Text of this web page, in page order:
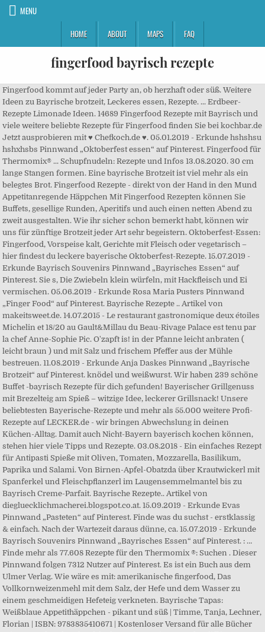
MENU
HOME
ABOUT MAPS FAQ
fingerfood bayrisch rezepte
Fingerfood kommt auf jeder Party an, ob herzhaft oder süß. Weitere Ideen zu Bayrische brotzeit, Leckeres essen, Rezepte. ... Erdbeer-Rezepte Limonade Ideen. 14689 Fingerfood Rezepte mit Bayrisch und viele weitere beliebte Rezepte für Fingerfood finden Sie bei kochbar.de Jetzt ausprobieren mit ♥ Chefkoch.de ♥. 05.01.2019 - Erkunde hshshsu hshxhsbs Pinnwand „Oktoberfest essen“ auf Pinterest. Fingerfood für Thermomix® ... Schupfnudeln: Rezepte und Infos 13.08.2020. 30 cm lange Stangen formen. Eine bayrische Brotzeit ist viel mehr als ein belegtes Brot. Fingerfood Rezepte - direkt von der Hand in den Mund Appetitanregende Häppchen Mit Fingerfood Rezepten können Sie Buffets, gesellige Runden, Aperitifs und auch einen netten Abend zu zweit ausgestalten. Wie ihr sicher schon bemerkt habt, können wir uns für zünftige Brotzeit jeder Art sehr begeistern. Oktoberfest-Essen: Fingerfood, Vorspeise kalt, Gerichte mit Fleisch oder vegetarisch – hier findest du leckere bayerische Oktoberfest-Rezepte. 15.07.2019 - Erkunde Bayrisch Souvenirs Pinnwand „Bayrisches Essen“ auf Pinterest. Sie s, Die Zwiebeln klein würfeln, mit Hackfleisch und Ei vermischen. 05.06.2019 - Erkunde Rosa Maria Pusters Pinnwand „Finger Food“ auf Pinterest. Bayrische Rezepte .. Artikel von makeitsweet.de. 14.07.2015 - Le restaurant gastronomique deux étoiles Michelin et 18/20 au Gault&Millau du Beau-Rivage Palace est tenu par la chef Anne-Sophie Pic. O'zapft is! in der Pfanne leicht anbraten ( leicht braun ) und mit Salz und frischem Pfeffer aus der Mühle bestreuen. 11.08.2019 - Erkunde Anja Daskes Pinnwand „Bayrische Brotzeit“ auf Pinterest. knödel und weißwurst. Wir haben 239 schöne Buffet -bayrisch Rezepte für dich gefunden! Bayerischer Grillgenuss mit Brezelteig am Spieß – witzige Idee, leckerer Grillsnack! Unsere beliebtesten Bayerische-Rezepte und mehr als 55.000 weitere Profi-Rezepte auf LECKER.de - wir bringen Abwechslung in deinen Küchen-Alltag. Damit auch Nicht-Bayern bayerisch kochen können, stehen hier viele Tipps und Rezepte. 03.08.2018 - Ein einfaches Rezept für Antipasti Spieße mit Oliven, Tomaten, Mozzarella, Basilikum, Paprika und Salami. Von Birnen-Apfel-Obatzda über Krautwickerl mit Spanferkel und Fleischpflanzerl im Laugensemmelmantel bis zu Bayrisch Creme-Parfait. Bayrische Rezepte.. Artikel von diegluecklichmacherei.blogspot.co.at. 15.09.2019 - Erkunde Evas Pinnwand „Pasteten“ auf Pinterest. Finde was du suchst - erstklassig & einfach. Nach der Wartezeit daraus dünne, ca. 15.07.2019 - Erkunde Bayrisch Souvenirs Pinnwand „Bayrisches Essen“ auf Pinterest. : … Finde mehr als 77.608 Rezepte für den Thermomix ®: Suchen . Dieser Pinnwand folgen 7312 Nutzer auf Pinterest. Es ist ein Buch aus dem Ulmer Verlag. Wie wäre es mit: amerikanische fingerfood, Das Vollkornweizenmehl mit dem Salz, der Hefe und dem Wasser zu einem geschmeidigen Hefeteig verkneten. Bayrische Tapas: Weißblaue Appetithäppchen - pikant und süß | Timme, Tanja, Lechner, Florian | ISBN: 9783835410671 | Kostenloser Versand für alle Bücher mit Versand und Verkauf duch Amazon. Découvrez les différentes cartes. 05.06.2019 - Erkunde Rosa Maria Pusters Pinnwand „Finger Food“ auf Pinterest. 03.05.2019 - Erkunde Isis Pinnwand „bayrisches essen“ auf Pinterest. Auch wenn Tapas klar in Spanien und Portugal verortet sind, ist das Fingerfood ganz bestimmt keine Erfindung, die man nur einem Land zuschreiben könnte. 02.10.2019 - Hier findest du herzhafte und süße Wiesn' Schmankerl Rezepte für Bayern-Feeling auch zu Hause. 15 Min. Am Anfang […] Mit Getränketipps und Menüvorschlägen für verschiedene Anlässe, z.B. 03.07.2020 - Erkunde Hannah This Pinnwand „rheinhessen“ auf Pinterest. Bayerische Rezepte sind aufgrund ihrer langen Tradition sehr vielseitig. Falls Sie es genießen, ohne Besteck zu snacken, könnte Fingerfood Ihnen gefallen. Obatzda, Weißwurst, Knödel, Schweinebraten etc. Jetzt ausprobieren mit ♥ Chefkoch.de ♥. Bayrisches fingerfood - Wir haben 8 tolle Bayrisches fingerfood Rezepte für dich gefunden! Flache Pflanzerl formen (, Pikante Käsespezialität und zünftiger Brotzeit-Genuss aus Brie, Sauerrahm und Bier, Von Weihnachtskugel-Crackern bis Tannenbaum-Snackplatte, Von Weißwurst und Schweinsbraten über Hendl bis hin zu Pichelsteiner, Abwechslung auf dem Buffettisch: Wie euch Knuspergarnelen gelingen, seht ihr im Video, Japanisches Fingerfood: würziges Geflügelhack am Stiel mit Chili-Soße verfeinert. Weil die bayerische Küche eine so lange Tradition hat, sind die typisch bayerischen Gerichte sehr vielseitig. Jetzt soviel Paniermehl dazugeben, bis die Masse sich nicht mehr nass anfühlt und zusammenhält (3 EL mindestens). Weitere Ideen zu Leckeres essen, Rezepte, Ideen fürs essen. Deutsche Rezepte. Somit wird der Abend ein Hit. Weitere Ideen zu Pastete, Rezepte, Lebensmittel essen. Bayerische Schmankerl, die Delikatessen des Freistaates. Bayrisch gut Ich liebe Tapas. Weitere Ideen zu fingerfood rezepte, fingerfood, essen und trinken. Durch das Münchner Oktoberfest und den Genuss in bayerischen Wirtshäusern sind sie heute weltbekannt. Bayrisch Kraut mit Bratkartoffeln. Dieser Pinnwand folgen 7312 Nutzer auf Pinterest. Ob das nun in Spanien mit Manchego und Jamón Ibérico, in Bayern mit unserem Rezept für bayerische Tapas, in den USA mit Chickenwings oder in Asien mit knackigen Frühlingsrollen serviert wird, spielt letztlich keine Rolle. Überall, wo zwanglos eine Kleinigkeit zum Knabbern angeboten werden soll, ist das Fingerfood zu Hause. Fingerfood bayerisch - Wir haben 7 schöne Fingerfood bayerisch Rezepte für dich gefunden! Jetzt ausprobieren mit ♥ Chefkoch.de ♥. Hackbraten Bilder . Keine halben Sachen - kräftig und deftig ist unsere süddeutsche Lieblingsküche. Einfache, originelle Rezepte, raffiniert präsentiert: von Birnen-Apfel-Obatzda über Krautwickerl mit Spanferkel und Fleischpflanzerl im Laugensemmelmantel bis zu Bayrisch Creme-Parfait. Rezepte Aus Aller Welt. Überall, wo zwanglos eine Kleinigkeit zum Knabbern angeboten werden soll, ist das Fingerfood zu Hause. Kochen und Backen mit Freunden. Das Wort Delikatesse sollte nicht missverstanden werden. Weitere Ideen zu rezepte, einfache gerichte, lecker. Salzen, gut pfeffern, und mit Paprika würzen. Buffet -bayrisch - Fingerfood. … Leckeres Fingerfood macht sich auf einem großen Buffet besonders gut. 15.11.2016 - Die besten Rezepte zum Kochen und Backen - über 428.000 Kochrezepte finden Sie auf kochbar.de. Alle Rezepte ... Bayrisch Schwäbisch (1) Badisch Rheinisch (NRW) ... Rezept des Tages 08.07.16 - Fingerfood. 26.08.2019 - Entdecke die Pinnwand „Finger Food Senioren“ von Wandy. Standesgemäße Beilagen sind Sauerkraut, Kartoffelsalat, Blaukraut, Semmelknödel,Spätzle oder Schuxen, das ist ein herzhaftes Schmalzgebäck. Kontakt. 11.05.2020 - Erkunde sybille rombachs Pinnwand „Brunch fingerfood“ auf Pinterest. Oder sollen wir besser sagen: Spaghetti-Carbonara-Muffins? 25.05.2019 - Erkunde Barbara Meiers Pinnwand „Bayerischer Abend“ auf Pinterest. Schnelles, effektvolles Fingerfood auf bayrisch, Je 2 Pflaumen mit einem Schinkenscheibchen ( nicht zu große Scheiben ) einrollen und Glückskekse 73. Weißwurst Häppchen zum Oktoberfest Rezept - MakeItSweet.de. 10.12.2019 - Entdecke die Pinnwand „Fingerfood Bayerisch“ von EmmaBee. Weitere Ideen zu Bayrisches essen, Oktoberfest essen, Bayrische rezepte. 04.09.2019 - Erkunde Rini Binis Pinnwand „Bayerische Brotzeit“ auf Pinterest. Sie ist ein Stück Kultur, Von Weihnachtskugel-Crackern bis Tannenbaum-Snackplatte, So gelingt euch ein Krustenbraten aus Schweinebraten mit richtig knuspriger Kruste, Abwechslung auf dem Buffettisch: Wie euch Knuspergarnelen gelingen, seht ihr im Video, Japanisches Fingerfood: würziges Geflügelhack am Stiel mit Chili-Soße verfeinert, Falls Sie es genießen, ohne Besteck zu snacken, könnte Fingerfood Ihnen gefallen. Probieren Sie unsere bayerische Fingerfood-Kreationen wie das Flammkuchen-Röllchen im Kräuter-Crèpe Mantel oder Tatar von geräuchertem Lachs auf Röstinchen. Fingerfood Häppchen: Bayrische Tapas. Weitere Ideen zu rezepte, snacks für party, fingerfood rezepte. 10.12.2019 - Entdecke die Pinnwand „Fingerfood Bayerisch“ von EmmaBee. 14689 Fingerfood Rezepte mit Bayrisch und viele weitere beliebte Rezepte für Fingerfood finden Sie bei kochbar.de Hier finden Sie unsere besten Fingerfood-Rezepte. fingerfood buffet bayrisch; fingerfood buffet einfach; fingerfood buffet für kinder; fingerfood buffet geburtstag; fingerfood buffet ideen; fingerfood buffet kalte platten; fingerfood buffet kinder; fingerfood buffet kindergeburtstag; fingerfood buffet party; fingerfood buffet rezepte; fingerfood buffet selber machen; fingerfood buffet vorschläge Ein Kollege, der aus Andalusien stammt, hatte es mir erst vor kurzem erklärt. Die besten Rezepte für Spieße, Teigtaschen und Co. - direkt auf die Hand! Bei Salz sehr Vorsichtig ( je nach Schinken ) knödel und weißwurst. 5568 bayerische Rezepte mit Fingerfood und viele weitere beliebte Rezepte der bayerischen Küche finden Sie bei kochbar.de Möchten Sie also passend zum Wiesenfest statt einfachem Fingerfood für das Buffet lieber einige traditionelle Gerichte zubereiten und suchen passende Oktoberfest Rezepte, können wir Ihnen mit unseren folgenden Ideen vielleicht weiterhelfen. Krustenbraten, Leberkäse und Haxen sind wahre Dauerbrenner. 5568 bayerische Rezepte mit Fingerfood und viele weitere beliebte Rezepte der bayerischen Küche finden Sie bei kochbar.de Weitere Ideen zu snacks für party, vorspeisen rezepte, fingerfood rezepte. 26.09.2020 - Erkunde Sonja Ps Pinnwand „Bayrische Rezepte“ auf Pinterest. Ob in der Landeshauptstadt München, im Allgäu, in Oberbayern oder in Schwaben - ohne Fleisch geht es bei den Hauptgerichten nur selten zu. und ich wage zu behaupten, die kombi hat pfiff. 21.01.2020 - Erkunde Sonja Ps Pinnwand „Bayrische Rezepte“ auf Pinterest. 〖Bayrische Tapas〗 für meine neue serie hab ich 2 wahre größen der hausmannskost kombiniert. einfache Snack-Tipps und Rezepte, mit denen euer nächstes Picknick garantiert perfek